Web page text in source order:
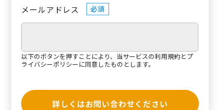
メールアドレス 必須
以下のボタンを押すことにより、当サービスの利用規約と プ
ライバシーポリシーに同意したものとします。
詳しくはお問い合わせください